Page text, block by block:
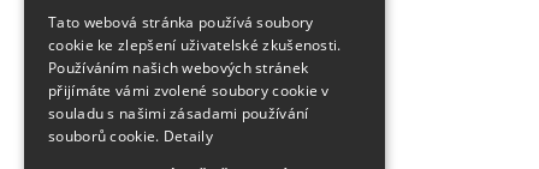
Tato webová stránka používá soubory
cookie ke zlepšení uživatelské zkušenosti.
Používáním našich webových stránek
přijímáte vámi zvolené soubory cookie v
souladu s našimi zásadami používání
souborů cookie. Detaily